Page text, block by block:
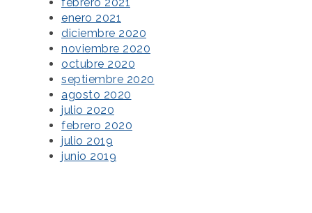
enero 2021
diciembre 2020
noviembre 2020
octubre 2020
septiembre 2020
agosto 2020
julio 2020
febrero 2020
julio 2019
junio 2019